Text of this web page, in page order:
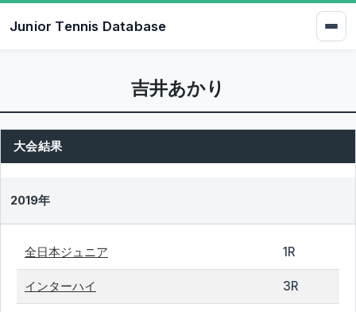
Junior Tennis Database
吉井あかり
大会結果
2019年
全日本ジュニア 1R
インターハイ 3R